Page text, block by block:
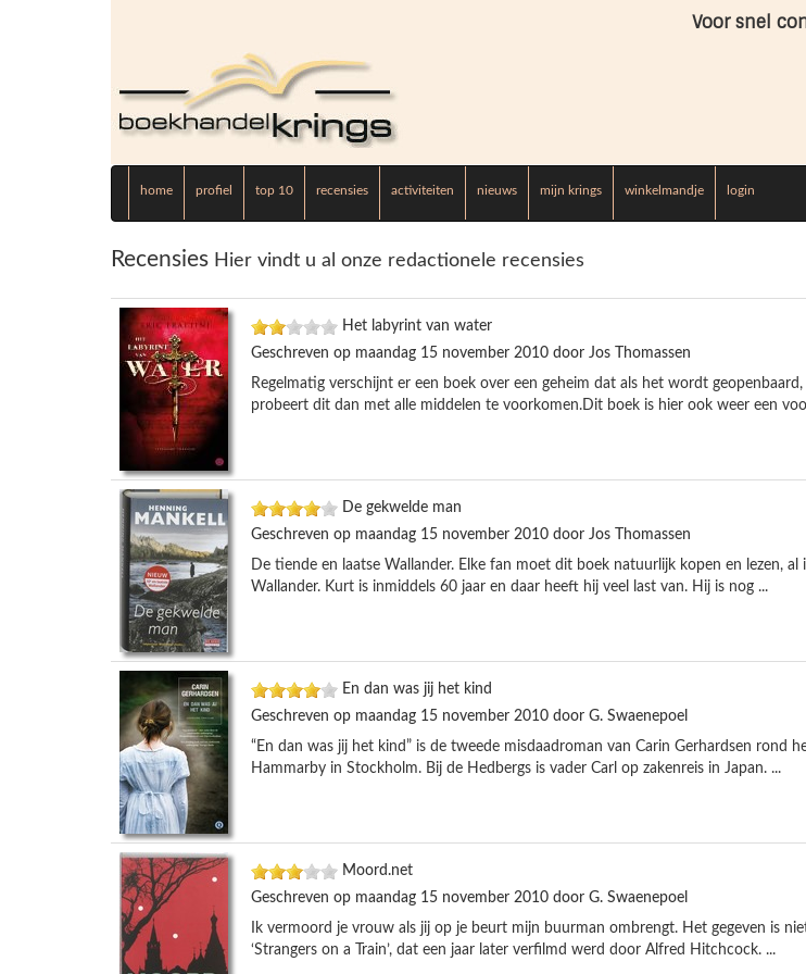
Voor snel
home profiel top 10 recensies activiteiten nieuws mijn krings winkelmandje login
Recensies Hier vindt u al onze redactionele recensies
Het labyrint van water
Geschreven op maandag 15 november 2010 door Jos Thomassen
Regelmatig verschijnt er een boek over een geheim dat als het wordt
probeert dit dan met alle middelen te voorkomen.Dit boek is hier ook weer een
De gekwelde man
Geschreven op maandag 15 november 2010 door Jos Thomassen
De tiende en laatse Wallander. Elke fan moet dit boek natuurlijk kopen en lezen,
Wallander. Kurt is inmiddels 60 jaar en daar heeft hij veel last van. Hij is nog ...
En dan was jij het kind
Geschreven op maandag 15 november 2010 door G. Swaenepoel
“En dan was jij het kind” is de tweede misdaadroman van Carin Gerhardsen
Hammarby in Stockholm. Bij de Hedbergs is vader Carl op zakenreis in Japan. ...
Moord.net
Geschreven op maandag 15 november 2010 door G. Swaenepoel
Ik vermoord je vrouw als jij op je beurt mijn buurman ombrengt. Het gegeven is
‘Strangers on a Train’, dat een jaar later verfilmd werd door Alfred Hitchcock. ...